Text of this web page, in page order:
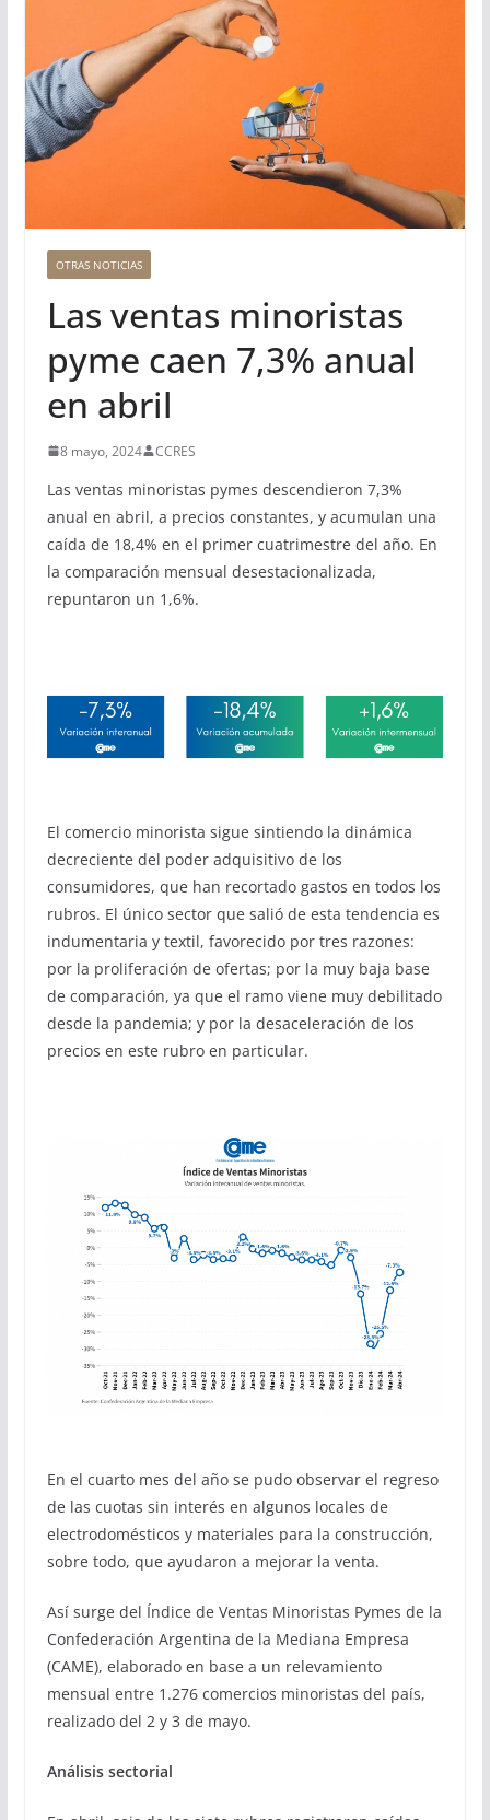
OTRAS NOTICIAS
Las ventas minoristas
pyme caen 7,3% anual
en abril
8 mayo, 2024 CCRES
Las ventas minoristas pymes descendieron 7,3%
anual en abril, a precios constantes, y acumulan una
caída de 18,4% en el primer cuatrimestre del año. En
la comparación mensual desestacionalizada,
repuntaron un 1,6%.
El comercio minorista sigue sintiendo la dinámica
decreciente del poder adquisitivo de los
consumidores, que han recortado gastos en todos los
rubros. El único sector que salió de esta tendencia es
indumentaria y textil, favorecido por tres razones:
por la proliferación de ofertas; por la muy baja base
de comparación, ya que el ramo viene muy debilitado
desde la pandemia; y por la desaceleración de los
precios en este rubro en particular.
En el cuarto mes del año se pudo observar el regreso
de las cuotas sin interés en algunos locales de
electrodomésticos y materiales para la construcción,
sobre todo, que ayudaron a mejorar la venta.
Así surge del Índice de Ventas Minoristas Pymes de la
Confederación Argentina de la Mediana Empresa
(CAME), elaborado en base a un relevamiento
mensual entre 1.276 comercios minoristas del país,
realizado del 2 y 3 de mayo.
Análisis sectorial